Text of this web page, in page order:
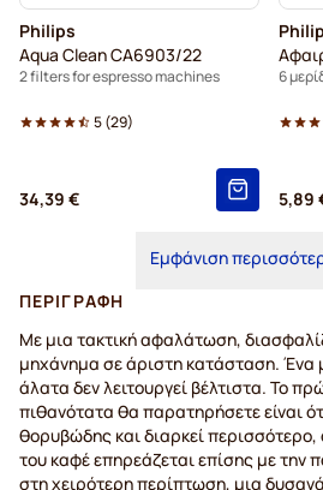
Philips
Aqua Clean CA6903/22
2 filters for espresso machines
5(29)
34,39 €
6
5,89
Εμφάνιση
ΠΕΡΙΓΡΑΦΉ
Με μια τακτική αφαλάτωση,
μηχάνημα σε άριστη κατάσταση.
άλατα δεν λειτουργεί βέλτιστα. Το
πιθανότατα θα παρατηρήσετε είναι
θορυβώδης και διαρκεί
του καφέ επηρεάζεται επίσης με την
στη χειρότερη περίπτωση, μια